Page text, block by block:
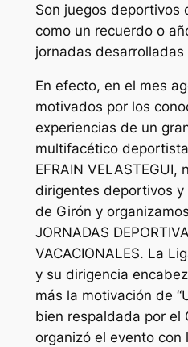
Son juegos deportivos
como un recuerdo o
jornadas
En efecto, en el mes
motivados por los
experiencias de un
multifacético deportista
EFRAIN
dirigentes deportivos
de Girón y
JORNADAS
VACACIONALES. La
y su dirigencia
más la motivación de
bien respaldada por el
organizó el evento con